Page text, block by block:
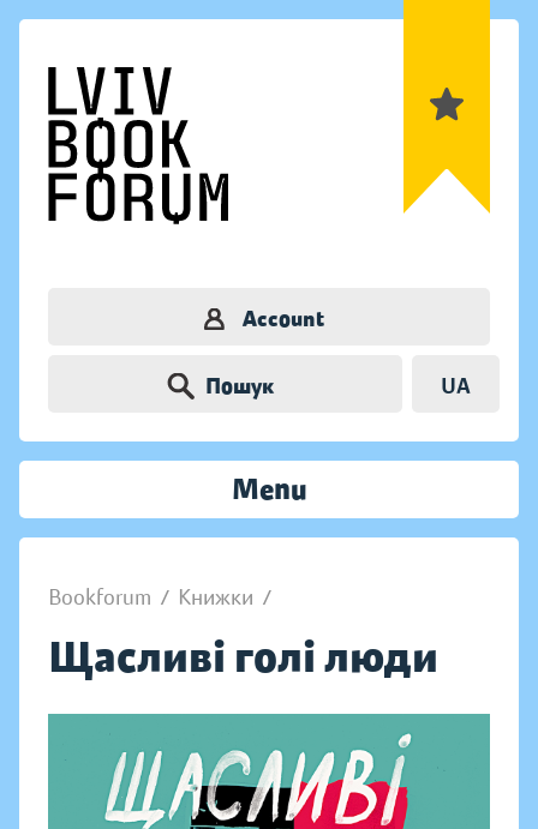
Account
Пошук UA
Menu
Bookforum / Книжки /
Щасливі голі люди